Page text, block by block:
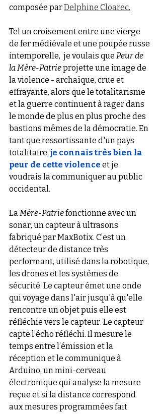
composée par Delphine Cloarec.
Tel un croisement entre une vierge
de fer médiévale et une poupée russe
intemporelle,  je voulais que Peur de
la Mère-Patrie projette une image de
la violence - archaïque, crue et
effrayante, alors que le totalitarisme
et la guerre continuent à rager dans
le monde de plus en plus proche des
bastions mêmes de la démocratie. En
tant que ressortissante d'un pays
totalitaire, je connais très bien la
peur de cette violence et je
voudrais la communiquer au public
occidental.
La Mère-Patrie fonctionne avec un
sonar, un capteur à ultrasons
fabriqué par MaxBotix. C’est un
détecteur de distance très
performant, utilisé dans la robotique,
les drones et les systèmes de
sécurité. Le capteur émet une onde
qui voyage dans l'air jusqu'à qu'elle
rencontre un objet puis elle est
réfléchie vers le capteur. Le capteur
capte l’écho réfléchi. Il mesure le
temps entre l’émission et la
réception et le communique à
Arduino, un mini-cerveau
électronique qui analyse la mesure
reçue et si la distance correspond
aux mesures programmées fait